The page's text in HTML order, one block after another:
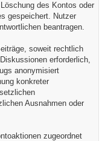
des Kontos oder
gespeichert. Nutzer
beantragen.
soweit rechtlich
erforderlich,
anonymisiert
konkreter
Ausnahmen oder
zugeordnet